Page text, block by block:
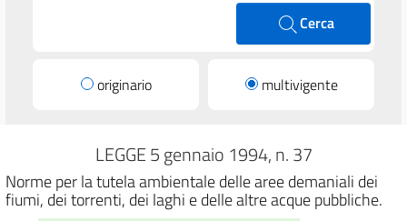
Cerca
originario multivigente
LEGGE 5 gennaio 1994, n. 37
Norme per la tutela ambientale delle aree demaniali dei
fiumi, dei torrenti, dei laghi e delle altre acque pubbliche.